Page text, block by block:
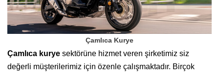
Çamlıca Kurye
Çamlıca kurye sektörüne hizmet veren şirketimiz siz
değerli müşterilerimiz için özenle çalışmaktadır. Birçok